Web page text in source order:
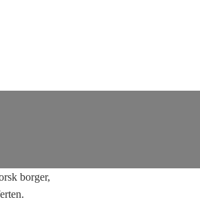
borger,